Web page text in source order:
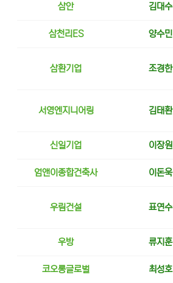
삼안 김대수
삼천리ES 양수민
삼환기업 조경한
서영엔지니어링 김태환
신일기업 이장원
엄앤이종합건축사 이돈욱
우림건설 표연수
우방 류지훈
코오롱글로벌 최성호